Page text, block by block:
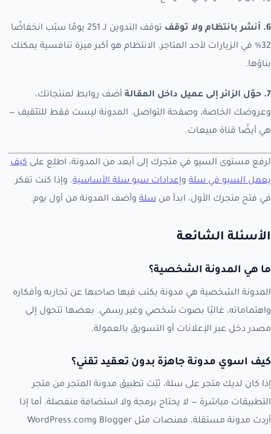
6. أنشر بانتظام ولا توقف
توقف التدوين لـ 251 يومًا سبّب انخفاضًا
32% في الزيارات لأحد المتاجر. الانتظام هو أكبر ميزة تنافسية يمكنك
بناؤها.
7. حوّل الزائر إلى عميل داخل المقالة
أضف روابط لمنتجاتك،
وعروضك الخاصة، وصفحة التواصل. المدونة ليست فقط للتثقيف —
هي أيضًا قناة مبيعات.
لرفع مستوى السيو في متجرك إلى أبعد من المدونة، اطلع على كيف
يعمل السيو في سلة وإعدادات سيو سلة الأساسية. وإذا كنت تفكر
في فتح متجرك الأول، ابدأ من سلة وأضف المدونة من أول يوم.
الأسئلة الشائعة
ما هي المدونة الشخصية؟
المدونة الشخصية هي مدونة يكتب فيها صاحبها عن تجاربه وأفكاره
واهتماماته، غالبًا بصوت شخصي وغير رسمي. بعضها تتحول إلى
مصدر دخل عبر الإعلانات أو التسويق بالعمولة.
كيف اسوي مدونة جاهزة بدون تعقيد تقني؟
إذا كان لديك متجر على سلة، ثبّت تطبيق مدونة المتجر من متجر
التطبيقات مباشرة — لا يحتاج برمجة ولا استضافة منفصلة. أما إذا
أردت مدونة مستقلة، فمنصات مثل Blogger وWordPress.com